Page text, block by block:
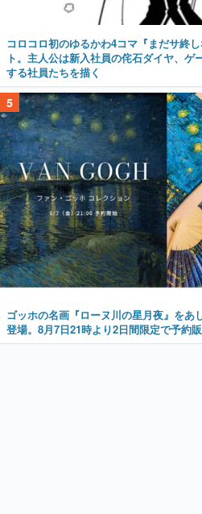
コロコロ初のゆるかわ4コマ『まだサ終
ト。主人公は新入社員の侘石ダイヤ、
する社員たちを描く
5
ゴッホの名画『ローヌ川の星月夜』をあ
登場。8月7日21時より2日間限定で予約